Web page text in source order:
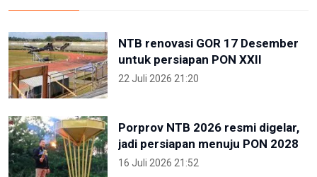
NTB renovasi GOR 17 Desember
untuk persiapan PON XXII
22 Juli 2026 21:20
Porprov NTB 2026 resmi digelar,
jadi persiapan menuju PON 2028
16 Juli 2026 21:52